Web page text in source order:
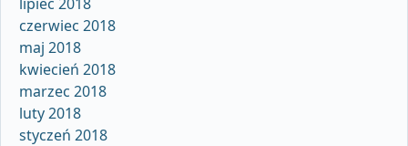
czerwiec 2018
maj 2018
kwiecień 2018
marzec 2018
luty 2018
styczeń 2018